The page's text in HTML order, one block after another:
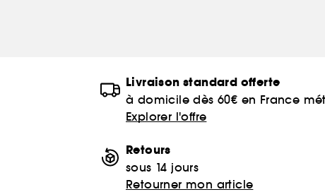
Livraison standard offerte
à domicile dès 60€ en France
Explorer l'offre
Retours
sous 14 jours
Retourner mon article